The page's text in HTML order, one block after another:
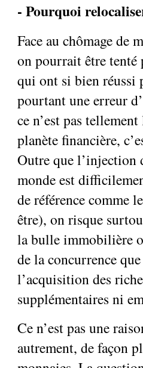
- Pourquoi
Face au chômage de
on pourrait être tenté
qui ont si bien réussi
pourtant une erreur
ce n’est pas
planète financière,
Outre que l’injection
monde est
de référence comme
être), on risque
la bulle immobilière
de la concurrence
l’acquisition des
supplémentaires ni
Ce n’est pas une
autrement, de façon